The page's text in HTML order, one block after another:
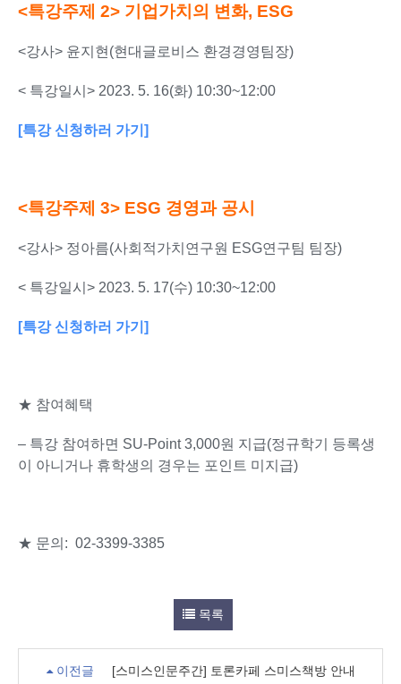
<특강주제 2> 기업가치의 변화, ESG
<강사> 윤지현(현대글로비스 환경경영팀장)
< 특강일시> 2023. 5. 16(화) 10:30~12:00
[특강 신청하러 가기]
<특강주제 3> ESG 경영과 공시
<강사> 정아름(사회적가치연구원 ESG연구팀 팀장)
< 특강일시> 2023. 5. 17(수) 10:30~12:00
[특강 신청하러 가기]
★ 참여혜택
– 특강 참여하면 SU-Point 3,000원 지급(정규학기 등록생
이 아니거나 휴학생의 경우는 포인트 미지급)
★ 문의: 02-3399-3385
목록
이전글 [스미스인문주간] 토론카페 스미스책방 안내